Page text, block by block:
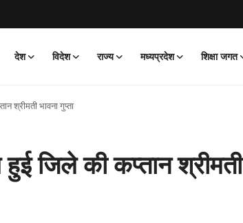
देश विदेश राज्य मध्यप्रदेश शिक्षा जगत
श्रीमती भावना गुप्ता
हुई जिले की कप्तान श्रीमती